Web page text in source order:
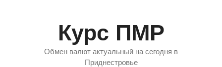
Курс ПМР
Обмен валют актуальный на сегодня в
Приднестровье